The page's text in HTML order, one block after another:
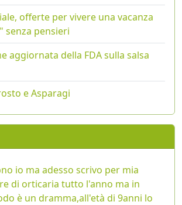
offerte per vivere una vacanza
senza pensieri
aggiornata della FDA sulla salsa
e Asparagi
io ma adesso scrivo per mia
di orticaria tutto l'anno ma in
è un dramma,all'età di 9anni lo